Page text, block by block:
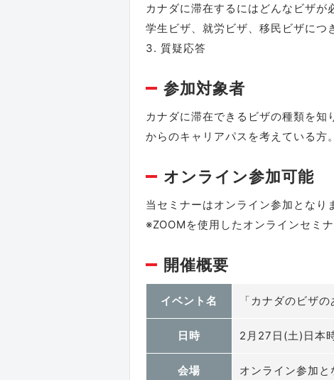
カナダに滞在するにはどんなビザが
学生ビザ、就労ビザ、移民ビザに
3. 質疑応答
参加対象者
カナダに滞在できるビザの種類を
からのキャリアパスを考えている方。
オンライン参加可能
当セミナーはオンライン参加となり
※ZOOMを使用したオンラインセミナ
開催概要
イベント名 「カナダのビザ
日時 2月27日(土)日本
会場 オンライン参加と